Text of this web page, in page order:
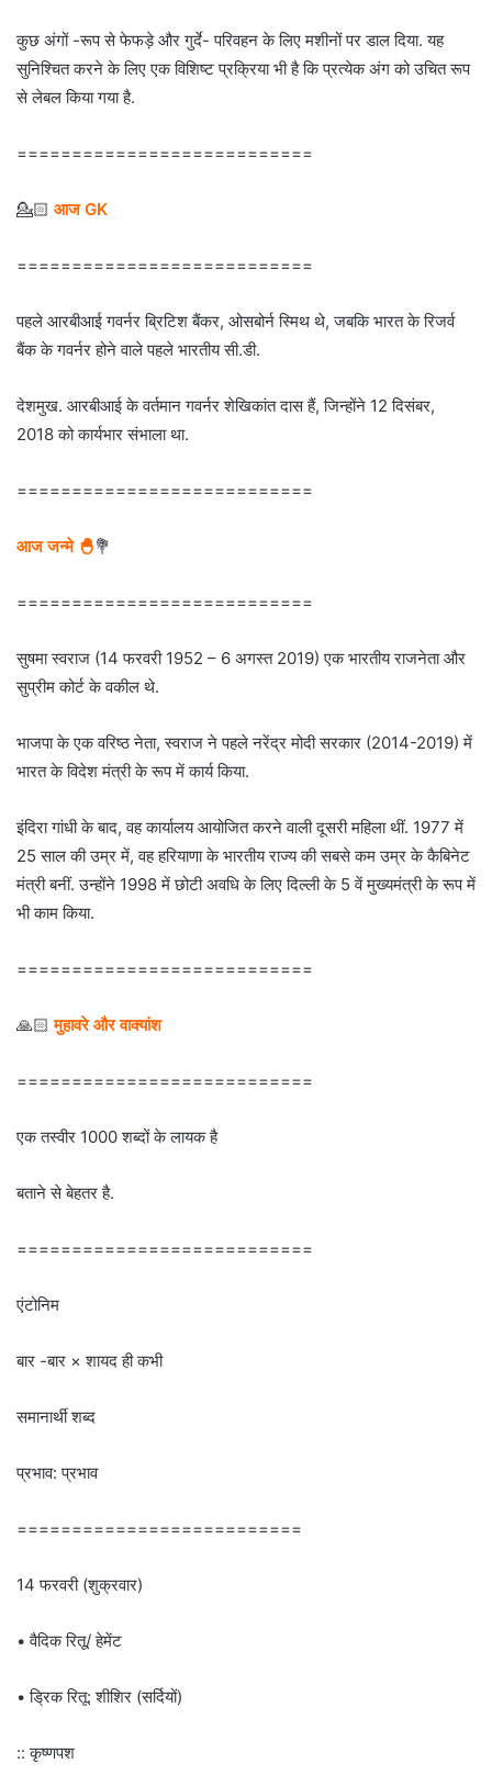
कुछ अंगों -रूप से फेफड़े और गुर्दे- परिवहन के लिए मशीनों पर डाल दिया. यह
सुनिश्चित करने के लिए एक विशिष्ट प्रक्रिया भी है कि प्रत्येक अंग को उचित रूप
से लेबल किया गया है.
===========================
💁🏻‍ आज GK
===========================
पहले आरबीआई गवर्नर ब्रिटिश बैंकर, ओसबोर्न स्मिथ थे, जबकि भारत के रिजर्व
बैंक के गवर्नर होने वाले पहले भारतीय सी.डी.
देशमुख. आरबीआई के वर्तमान गवर्नर शेखिकांत दास हैं, जिन्होंने 12 दिसंबर,
2018 को कार्यभार संभाला था.
===========================
आज जन्मे 🐣💐
===========================
सुषमा स्वराज (14 फरवरी 1952 – 6 अगस्त 2019) एक भारतीय राजनेता और
सुप्रीम कोर्ट के वकील थे.
भाजपा के एक वरिष्ठ नेता, स्वराज ने पहले नरेंद्र मोदी सरकार (2014-2019) में
भारत के विदेश मंत्री के रूप में कार्य किया.
इंदिरा गांधी के बाद, वह कार्यालय आयोजित करने वाली दूसरी महिला थीं. 1977 में
25 साल की उम्र में, वह हरियाणा के भारतीय राज्य की सबसे कम उम्र के कैबिनेट
मंत्री बनीं. उन्होंने 1998 में छोटी अवधि के लिए दिल्ली के 5 वें मुख्यमंत्री के रूप में
भी काम किया.
===========================
🙏🏻मुहावरे और वाक्यांश
===========================
एक तस्वीर 1000 शब्दों के लायक है
बताने से बेहतर है.
===========================
एंटोनिम
बार -बार × शायद ही कभी
समानार्थी शब्द
प्रभाव: प्रभाव
==========================
14 फरवरी (शुक्रवार)
• वैदिक रितू/ हेमेंट
• ड्रिक रितू: शीशिर (सर्दियों)
:: कृष्णपश